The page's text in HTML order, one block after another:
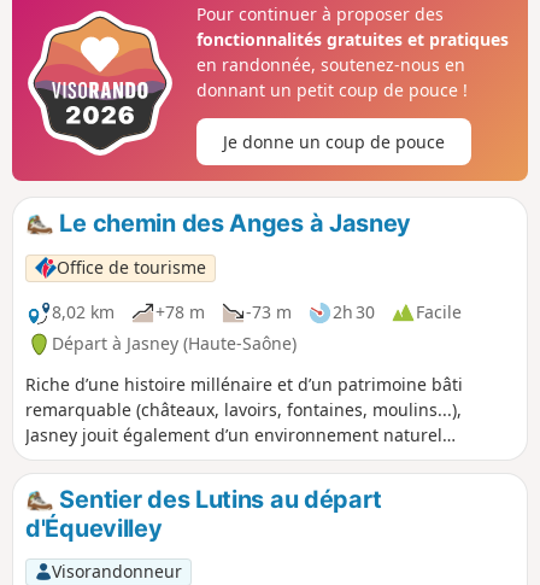
s’achèvera par un magnifique panorama sur le piémont et
le massif vosgien. En fin de parcours, possibilité de
prolonger l’itinéraire pour rejoindre la superbe Fontaine du
bois.
Pour continuer à proposer des
fonctionnalités gratuites et pratiques
en randonnée, soutenez-nous en
donnant un petit coup de pouce !
Je donne un coup de pouce
Le chemin des Anges à Jasney
Office de tourisme
8,02 km
+78 m -73 m 2h 30
Facile
Départ à Jasney (Haute-Saône)
Riche d’une histoire millénaire et d’un patrimoine bâti
remarquable (châteaux, lavoirs, fontaines, moulins...),
Jasney jouit également d’un environnement naturel
préservé. Vous cheminerez jusqu’au charmant village
d’Anjeux et sa magnifique église érigée au XVème siècle. Au
retour, vous passerez par le carrefour des Anges d’où vous
pourrez profiter d’une superbe vue sur les paysages
verdoyants de Jasney et les collines environnantes.
Sentier des Lutins au départ
d'Équevilley
Visorandonneur